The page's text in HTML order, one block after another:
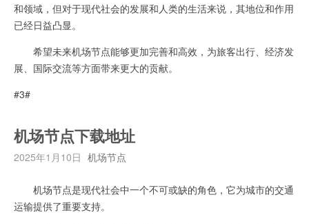
和领域，但对于现代社会的发展和人类的生活来说，其地位和作用
已经日益凸显。
希望未来机场节点能够更加完善和高效，为旅客出行、经济发
展、国际交流等方面带来更大的贡献。
#3#
机场节点下载地址
2025年1月10日 机场节点
机场节点是现代社会中一个不可或缺的角色，它为城市的交通
运输提供了重要支持。